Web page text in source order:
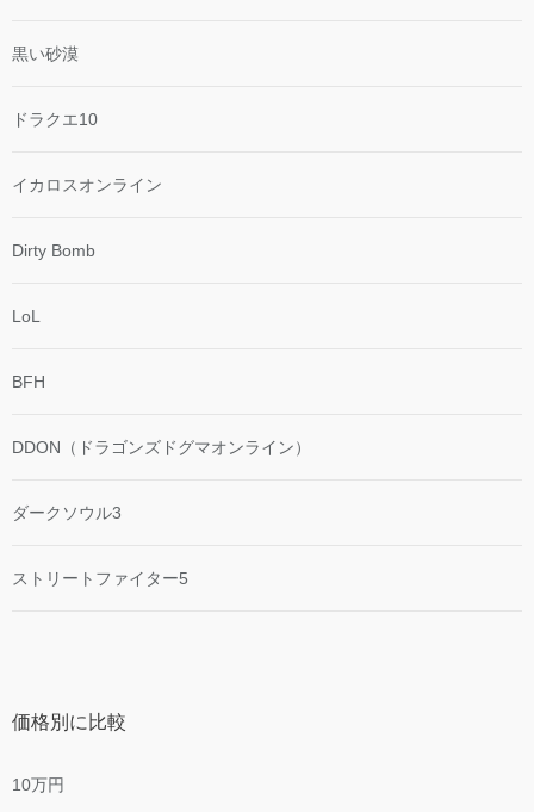
黒い砂漠
ドラクエ10
イカロスオンライン
Dirty Bomb
LoL
BFH
DDON（ドラゴンズドグマオンライン）
ダークソウル3
ストリートファイター5
価格別に比較
10万円